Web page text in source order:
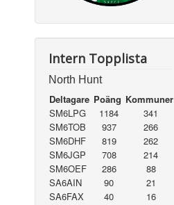
Intern Topplista
North Hunt
Deltagare Poäng Kommuner
SM6LPG
1184
341
SM6TOB
937
266
SM6DHF
819
262
SM6JGP
708
214
SM6OEF
286
88
SA6AIN
90
21
SA6FAX
40
16